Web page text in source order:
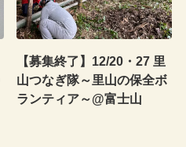
【募集終了】12/20・27 里
山つなぎ隊～里山の保全ボ
ランティア～@富士山